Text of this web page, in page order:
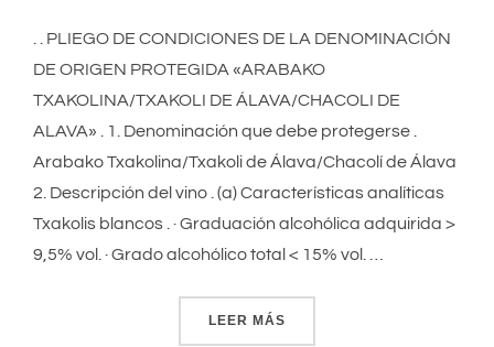
. . PLIEGO DE CONDICIONES DE LA DENOMINACIÓN
DE ORIGEN PROTEGIDA «ARABAKO
TXAKOLINA/TXAKOLI DE ÁLAVA/CHACOLI DE
ALAVA» . 1. Denominación que debe protegerse .
Arabako Txakolina/Txakoli de Álava/Chacolí de Álava
2. Descripción del vino . (a) Características analíticas
Txakolis blancos . · Graduación alcohólica adquirida >
9,5% vol. · Grado alcohólico total < 15% vol. …
LEER MÁS